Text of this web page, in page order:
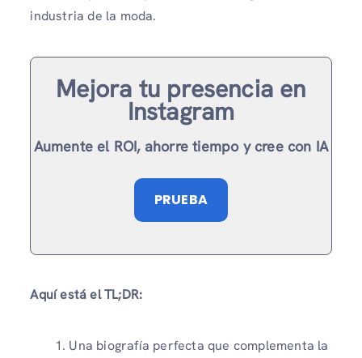
industria de la moda.
Mejora tu presencia en
Instagram
Aumente el ROI, ahorre tiempo y cree con IA
PRUEBA
Aquí está el TL;DR:
Una biografía perfecta que complementa la